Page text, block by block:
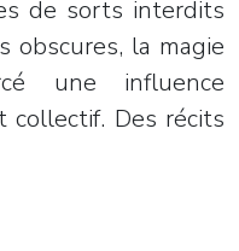
de sorts interdits
obscures, la magie
une influence
collectif. Des récits